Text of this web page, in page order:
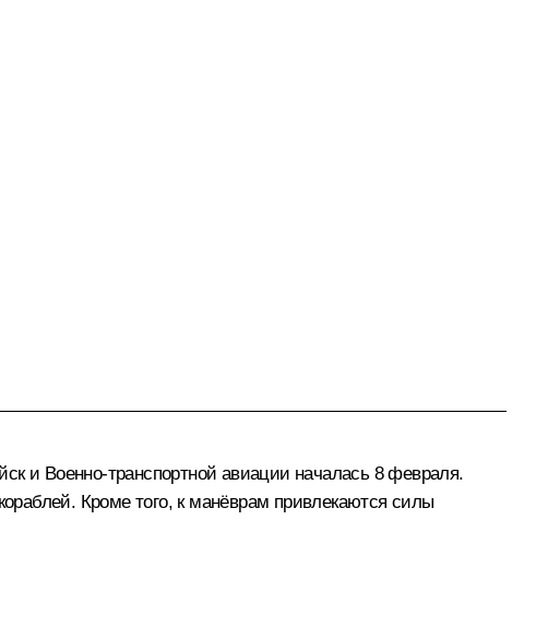
и Военно-транспортной авиации началась 8 февраля.
Кроме того, к манёврам привлекаются силы